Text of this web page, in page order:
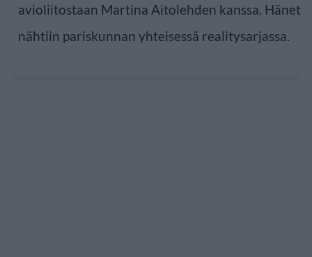
avioliitostaan Martina Aitolehden kanssa. Hänet
nähtiin pariskunnan yhteisessä realitysarjassa.